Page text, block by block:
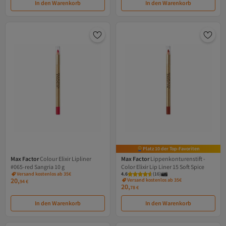
In den Warenkorb In den Warenkorb
Max FactorColour Elixir Lipliner
#065-red Sangria 10 g
Versand kostenlos ab 35€
20,94€
In den Warenkorb
Platz 10 der Top-Favoriten
Max Factor Lippenkonturenstift -
Color Elixir Lip Liner 15 Soft Spice
4.6 (16)
Versand kostenlos ab 35€
20,78€
In den Warenkorb